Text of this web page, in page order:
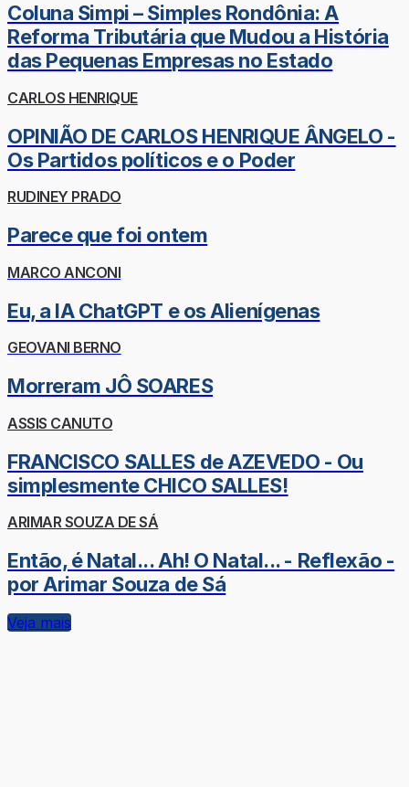
Coluna Simpi – Simples Rondônia: A
Reforma Tributária que Mudou a História
das Pequenas Empresas no Estado
CARLOS HENRIQUE
OPINIÃO DE CARLOS HENRIQUE ÂNGELO -
Os Partidos políticos e o Poder
RUDINEY PRADO
Parece que foi ontem
MARCO ANCONI
Eu, a IA ChatGPT e os Alienígenas
GEOVANI BERNO
Morreram JÔ SOARES
ASSIS CANUTO
FRANCISCO SALLES de AZEVEDO - Ou
simplesmente CHICO SALLES!
ARIMAR SOUZA DE SÁ
Então, é Natal... Ah! O Natal... - Reflexão -
por Arimar Souza de Sá
Veja mais